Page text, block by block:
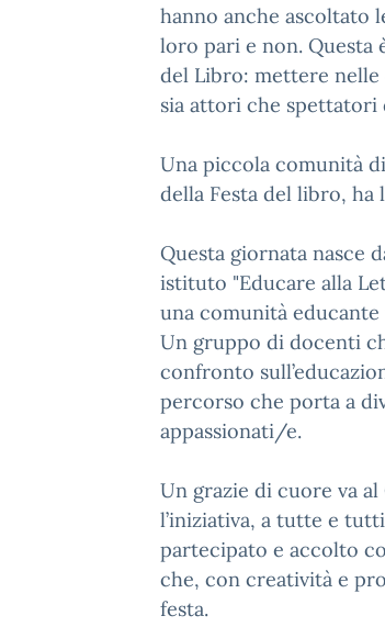
hanno anche ascoltato
loro pari e non. Questa
del Libro: mettere
sia attori che
Una piccola comunità
della Festa del libro, ha
Questa giornata nasce
istituto "Educare alla
una comunità
Un gruppo di docenti
confronto
percorso che porta a
appassionati/e.
Un grazie di cuore va
l’iniziativa, a tutte e
partecipato e accolto
che, con creatività e
festa.